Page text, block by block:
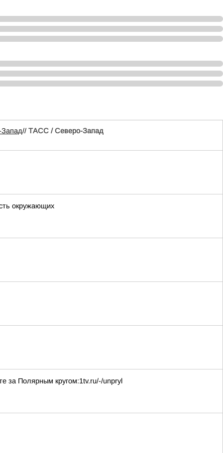
// ТАСС / Северо-Запад
окружающих
за Полярным кругом:1tv.ru/-/unpryl